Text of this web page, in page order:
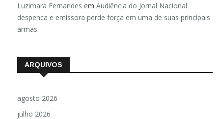
Luzimara Fernandes em Audiência do Jornal Nacional
despenca e emissora perde força em uma de suas principais
armas
ARQUIVOS
agosto 2026
julho 2026